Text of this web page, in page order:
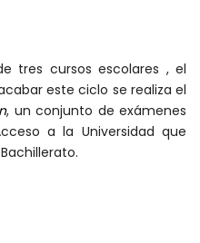
tres cursos escolares , el
este ciclo se realiza el
, un conjunto de exámenes
a la Universidad que